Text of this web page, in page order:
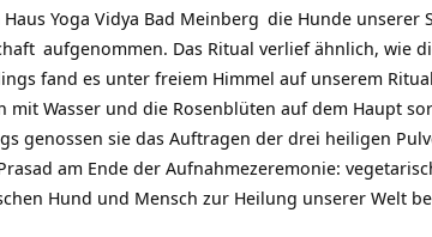
Haus Yoga Vidya Bad Meinberg die Hunde unserer
aufgenommen. Das Ritual verlief ähnlich, wie
fand es unter freiem Himmel auf unserem
mit Wasser und die Rosenblüten auf dem Haupt
genossen sie das Auftragen der drei heiligen
am Ende der Aufnahmezeremonie:
Hund und Mensch zur Heilung unserer Welt